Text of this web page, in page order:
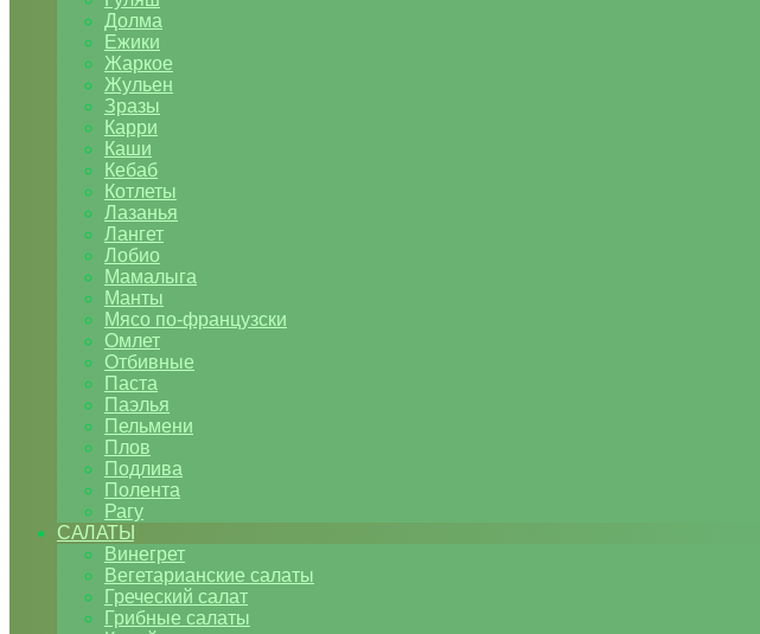
Долма
Ежики
Жаркое
Жульен
Зразы
Карри
Каши
Кебаб
Котлеты
Лазанья
Лангет
Лобио
Мамалыга
Манты
Мясо по-французски
Омлет
Отбивные
Паста
Паэлья
Пельмени
Плов
Подлива
Полента
Рагу
САЛАТЫ
Винегрет
Вегетарианские салаты
Греческий салат
Грибные салаты